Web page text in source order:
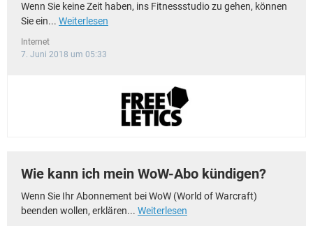
Wenn Sie keine Zeit haben, ins Fitnessstudio zu gehen, können
Sie ein... Weiterlesen
Internet
7. Juni 2018 um 05:33
Wie kann ich mein WoW-Abo kündigen?
Wenn Sie Ihr Abonnement bei WoW (World of Warcraft)
beenden wollen, erklären... Weiterlesen